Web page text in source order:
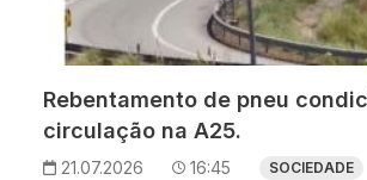
Rebentamento de pneu
circulação na A25.
21.07.2026 16:45 SOCIEDADE